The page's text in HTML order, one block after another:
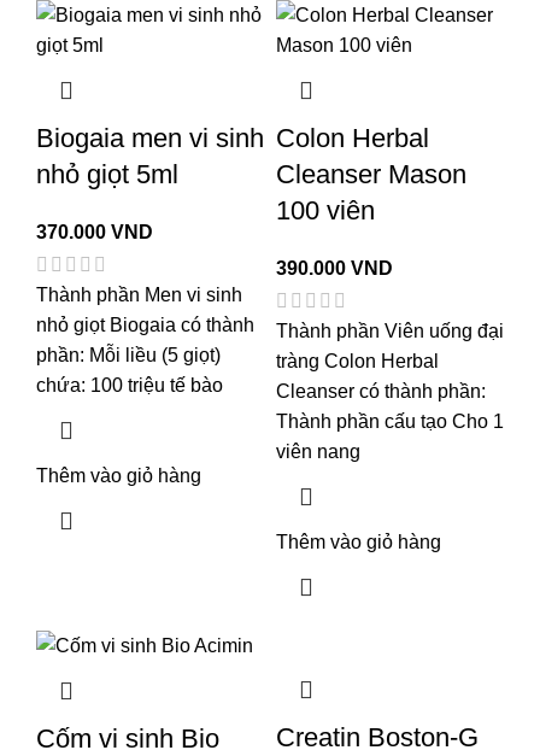
Biogaia men vi sinh
nhỏ giọt 5ml
370.000 VND
Thành phần Men vi sinh
nhỏ giọt Biogaia có thành
phần: Mỗi liều (5 giọt)
chứa: 100 triệu tế bào
Thêm vào giỏ hàng
Colon Herbal
Cleanser Mason
100 viên
390.000 VND
Thành phần Viên uống đại
tràng Colon Herbal
Cleanser có thành phần:
Thành phần cấu tạo Cho 1
viên nang
Thêm vào giỏ hàng
Cốm vi sinh Bio
Creatin Boston-G